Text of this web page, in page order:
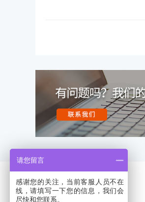
请您留言
感谢您的关注，当前客服人员不在
线，请填写一下您的信息，我们会
尽快和您联系。